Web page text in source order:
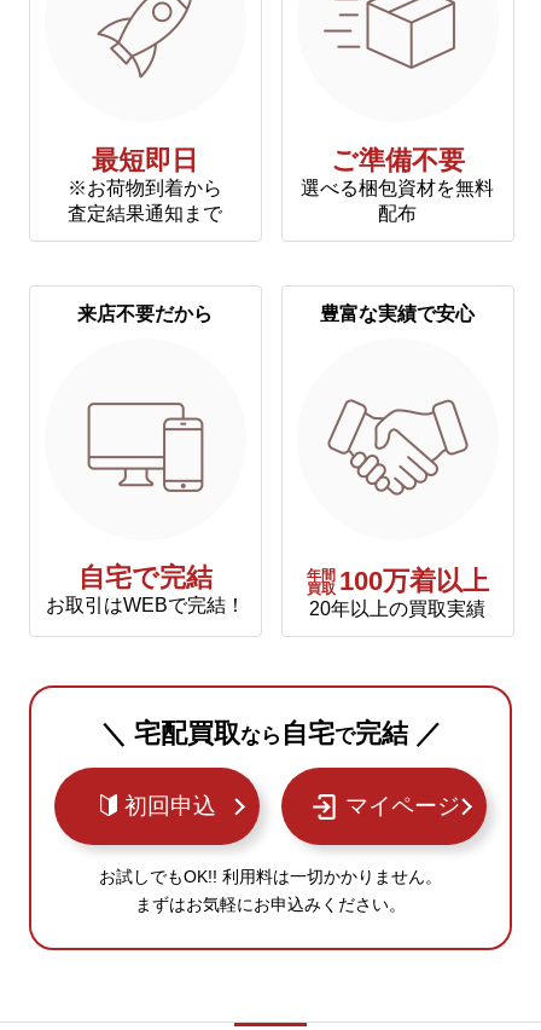
最短即日
※お荷物到着から
査定結果通知まで
ご準備不要
選べる梱包資材を無料
配布
来店不要だから
自宅で完結
お取引はWEBで完結！
豊富な実績で安心
年間
買取 100万着以上
20年以上の買取実績
＼ 宅配買取なら 自宅で完結 ／
初回申込 マイページ
お試しでもOK!! 利用料は一切かかりません。
まずはお気軽にお申込みください。